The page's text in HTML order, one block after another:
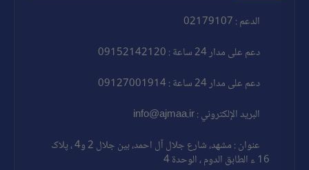
الدعم : 02179107
دعم على مدار 24 ساعة : 09152142120
دعم على مدار 24 ساعة : 09127001914
البريد الإلكتروني : info@ajmaa.ir
عنوان : مشهد، شارع جلال آل احمد، بين جلال 2 و4 ، پلاک
16 ء الطابق الدوم ، الوحدة 4